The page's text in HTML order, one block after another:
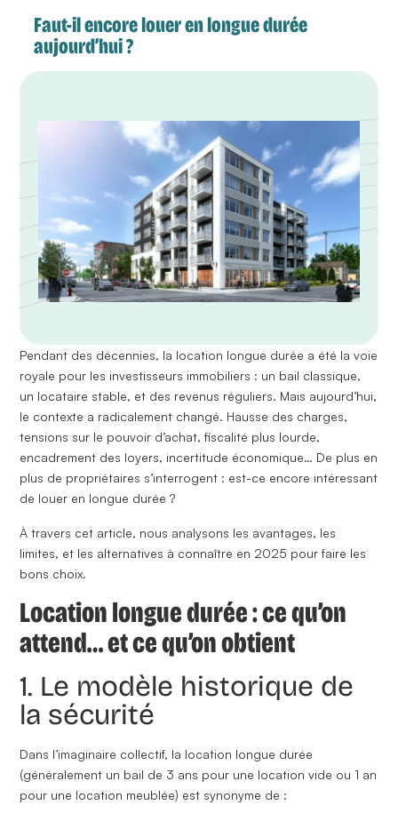
Faut-il encore louer en longue durée
aujourd’hui ?
Pendant des décennies, la location longue durée a été la voie
royale pour les investisseurs immobiliers : un bail classique,
un locataire stable, et des revenus réguliers. Mais aujourd’hui,
le contexte a radicalement changé. Hausse des charges,
tensions sur le pouvoir d’achat, fiscalité plus lourde,
encadrement des loyers, incertitude économique… De plus en
plus de propriétaires s’interrogent : est-ce encore intéressant
de louer en longue durée ?
À travers cet article, nous analysons les avantages, les
limites, et les alternatives à connaître en 2025 pour faire les
bons choix.
Location longue durée : ce qu’on
attend… et ce qu’on obtient
1. Le modèle historique de
la sécurité
Dans l’imaginaire collectif, la location longue durée
(généralement un bail de 3 ans pour une location vide ou 1 an
pour une location meublée) est synonyme de :